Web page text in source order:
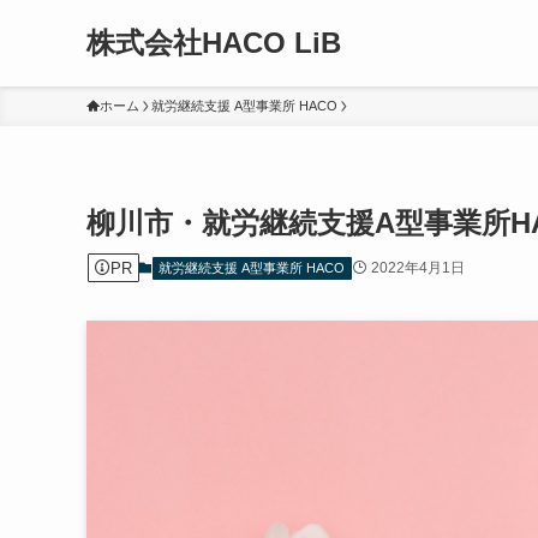
株式会社HACO LiB
ホーム 就労継続支援 A型事業所 HACO
柳川市・就労継続支援A型事業所
PR 就労継続支援 A型事業所 HACO 2022年4月1日